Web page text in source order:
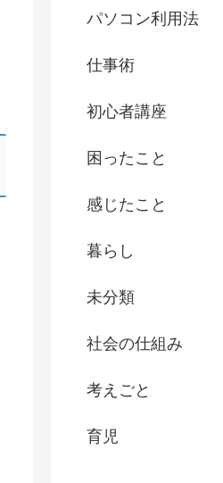
パソコン利用法
仕事術
初心者講座
困ったこと
感じたこと
暮らし
未分類
社会の仕組み
考えごと
育児